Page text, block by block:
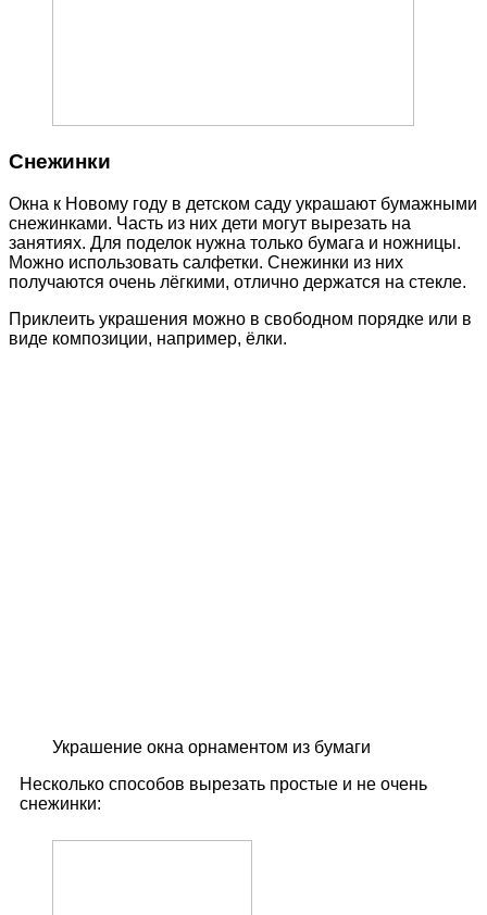
Снежинки
Окна к Новому году в детском саду украшают бумажными
снежинками. Часть из них дети могут вырезать на
занятиях. Для поделок нужна только бумага и ножницы.
Можно использовать салфетки. Снежинки из них
получаются очень лёгкими, отлично держатся на стекле.
Приклеить украшения можно в свободном порядке или в
виде композиции, например, ёлки.
Украшение окна орнаментом из бумаги
Несколько способов вырезать простые и не очень
снежинки: